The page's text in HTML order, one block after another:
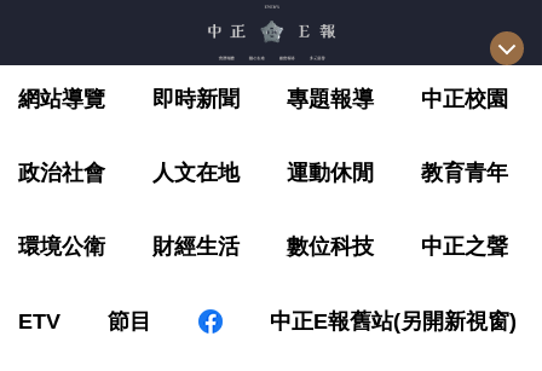
要
容
網站導覽 即時新聞 專題報導 中正校園
政治社會 人文在地 運動休閒 教育青年
環境公衛 財經生活 數位科技 中正之聲
ETV 節目 中正E報舊站(另開新視窗)